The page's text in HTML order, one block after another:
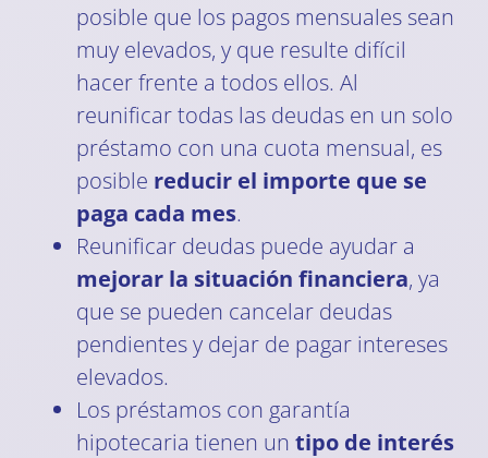
posible que los pagos mensuales sean
muy elevados, y que resulte difícil
hacer frente a todos ellos. Al
reunificar todas las deudas en un solo
préstamo con una cuota mensual, es
posible reducir el importe que se
paga cada mes.
Reunificar deudas puede ayudar a
mejorar la situación financiera, ya
que se pueden cancelar deudas
pendientes y dejar de pagar intereses
elevados.
Los préstamos con garantía
hipotecaria tienen un tipo de interés